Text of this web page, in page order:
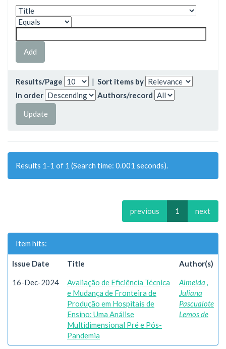
Results/Page | Sort items by
In order
Authors/record
Results 1-1 of 1 (Search time: 0.001 seconds).
previous 1 next
Item hits:
Issue Date Title Author(s)
16-Dec-2024
Avaliação de Eficiência Técnica
e Mudança de Fronteira de
Produção em Hospitais de
Ensino: Uma Análise
Multidimensional Pré e Pós-
Pandemia
Almeida ,
Juliana
Pascualote
Lemos de